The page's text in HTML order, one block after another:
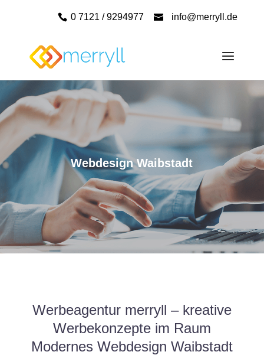
0 7121 / 9294977 info@merryll.de
Webdesign Waibstadt
Werbeagentur merryll – kreative
Werbekonzepte im Raum
Modernes Webdesign Waibstadt